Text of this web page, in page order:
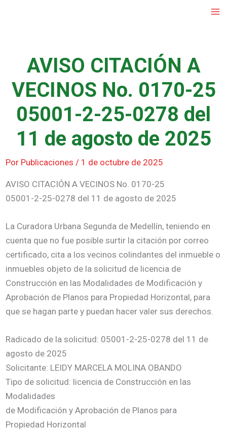
AVISO CITACIÓN A
VECINOS No. 0170-25
05001-2-25-0278 del
11 de agosto de 2025
Por Publicaciones / 1 de octubre de 2025
AVISO CITACIÓN A VECINOS No. 0170-25
05001-2-25-0278 del 11 de agosto de 2025
La Curadora Urbana Segunda de Medellín, teniendo en
cuenta que no fue posible surtir la citación por correo
certificado, cita a los vecinos colindantes del inmueble o
inmuebles objeto de la solicitud de licencia de
Construcción en las Modalidades de Modificación y
Aprobación de Planos para Propiedad Horizontal, para
que se hagan parte y puedan hacer valer sus derechos.
Radicado de la solicitud: 05001-2-25-0278 del 11 de
agosto de 2025
Solicitante: LEIDY MARCELA MOLINA OBANDO
Tipo de solicitud: licencia de Construcción en las
Modalidades
de Modificación y Aprobación de Planos para
Propiedad Horizontal